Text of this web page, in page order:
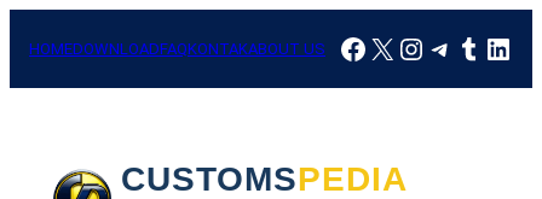
HOMEDOWNLOADFAQKONTAKABOUT US Facebook
X Instagram
CUSTOMSPEDIA